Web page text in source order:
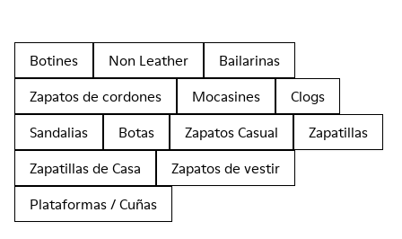
Botines Non Leather
Bailarinas
Zapatos de cordones
Mocasines
Clogs
Sandalias
Botas Zapatos Casual
Zapatillas
Zapatillas de Casa
Zapatos de vestir
Plataformas / Cuñas